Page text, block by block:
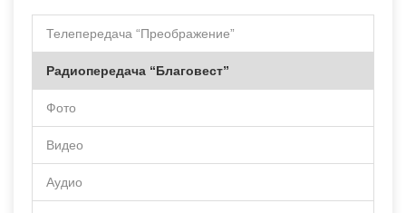
Телепередача “Преображение”
Радиопередача “Благовест”
Фото
Видео
Аудио